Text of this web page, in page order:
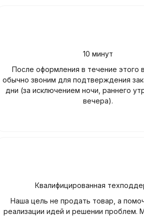
10 минут
После оформления в течение этого
обычно звоним для подтверждения
дни (за исключением ночи, раннего
вечера).
Квалифицированная
Наша цель не продать товар, а
реализации идей и решении проблем.